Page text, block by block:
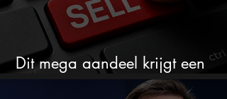
Dit mega aandeel krijgt een
zeldzaam verkoopadvies